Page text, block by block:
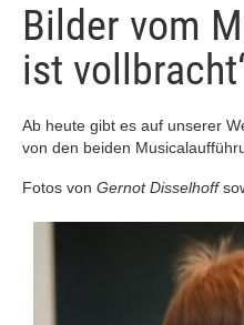
Bilder vom
ist
Ab heute gibt es auf unserer
von den beiden
Fotos von Gernot Disselhoff